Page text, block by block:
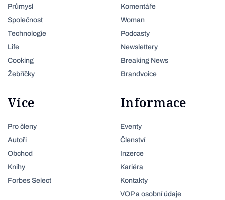
Průmysl
Společnost
Technologie
Life
Cooking
Žebříčky
Komentáře
Woman
Podcasty
Newslettery
Breaking News
Brandvoice
Více
Pro členy
Autoři
Obchod
Knihy
Forbes Select
Informace
Eventy
Členství
Inzerce
Kariéra
Kontakty
VOP a osobní údaje